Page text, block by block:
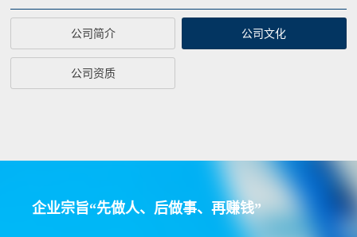
公司简介 公司文化
公司资质
企业宗旨“先做人、后做事、再赚钱”